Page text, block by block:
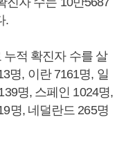
.
적 확진자 수를 살
명, 이란 7161명, 일
명, 스페인 1024명,
명, 네덜란드 265명